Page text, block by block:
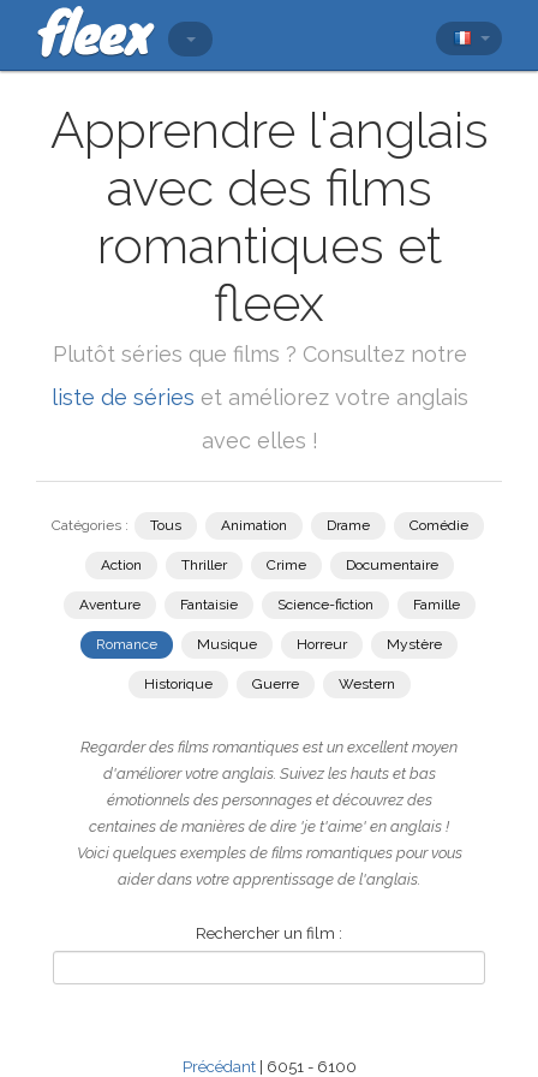
Apprendre l'anglais
avec des films
romantiques et
fleex
Plutôt séries que films ? Consultez notre
liste de séries et améliorez votre anglais
avec elles !
Catégories : Tous Animation Drame Comédie
Action Thriller Crime Documentaire
Aventure Fantaisie Science-fiction Famille
Romance Musique Horreur Mystère
Historique Guerre Western
Regarder des films romantiques est un excellent moyen
d'améliorer votre anglais. Suivez les hauts et bas
émotionnels des personnages et découvrez des
centaines de manières de dire 'je t'aime' en anglais !
Voici quelques exemples de films romantiques pour vous
aider dans votre apprentissage de l'anglais.
Rechercher un film :
Précédant| 6051 - 6100